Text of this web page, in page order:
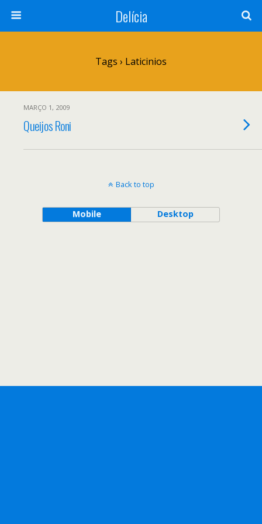
Delícia
Tags › Laticinios
MARÇO 1, 2009
Queijos Roni
Back to top
Mobile Desktop